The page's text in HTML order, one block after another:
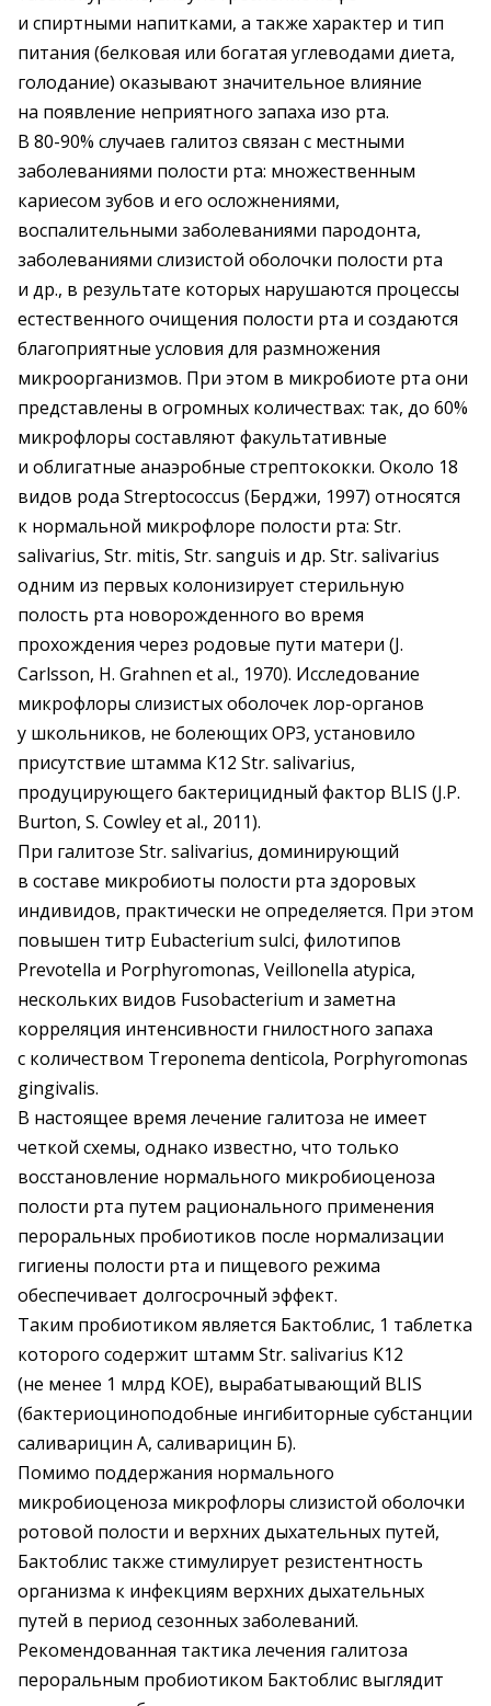
и спиртными напитками, а также характер и тип
питания (бел­ковая или богатая углеводами диета,
голодание) ­оказывают значительное влияние
на появление неприятного запаха изо рта.
В 80-90% случаев галитоз связан с местными
заболевания­ми полости рта: множественным
кариесом зубов и его осложнениями,
воспалительными заболеваниями пародонта,
заболеваниями слизистой оболочки полости рта
и др., в результате которых нарушаются процессы
естественного очищения полости рта и создаются
благоприятные условия для размножения
микроорганизмов. При этом в микробиоте рта они
представлены в огромных количествах: так, до 60%
мик­рофлоры составляют факультативные
и облигатные ан­аэроб­ные стрептококки. Около 18
видов рода Streptococcus (Берджи, 1997) относятся
к нормальной микрофлоре полос­ти рта: Str.
salivarius, Str. mitis, Str. sanguis и др. Str. salivarius
одним из первых колонизирует стерильную
полость рта новорожденного во время
прохождения через родовые пути матери (J.
Carlsson, H. Grahnen et al., 1970). Исследование
микрофлоры слизистых оболочек лор-органов
у школьников, не болеющих ОРЗ, установило
присутствие штамма К12 Str. salivarius,
продуцирующего бактерицидный фактор BLIS (J.P.
Burton, S. Cowley et al., 2011).
При галитозе Str. salivarius, доминирующий
в составе мик­робиоты полости рта здоровых
индивидов, практически не определяется. При этом
повышен титр Eubacterium sulci, филотипов
Prevotella и Porphyromonas, Veillonella atypica,
нескольких видов Fusobacterium и заметна
корреляция интенсивности гнилостного запаха
с количеством Treponema denticоla, Porphyromonas
gingivalis.
В настоящее время лечение галитоза не имеет
четкой схемы, однако известно, что только
восстановление нормального микробиоценоза
полости рта путем рационального применения
пероральных пробиотиков после нормализации
гигиены полости рта и пищевого режима
обеспечивает долгосрочный эффект.
Таким пробиотиком является Бактоблис, 1 таблетка
которого содержит штамм Str. salivarius К12
(не менее 1 млрд КОЕ), вырабатывающий BLIS
(бактериоциноподобные ингибиторные субстанции
саливарицин А, саливарицин Б).
Помимо поддержания нормального
микробиоценоза мик­рофлоры слизистой оболочки
ротовой полости и верхних дыхательных путей,
Бактоблис также стимулирует резис­тентность
организма к инфекциям верхних дыхательных
путей в период сезонных заболеваний.
Рекомендованная тактика лечения галитоза
пероральным пробиотиком Бактоблис выглядит